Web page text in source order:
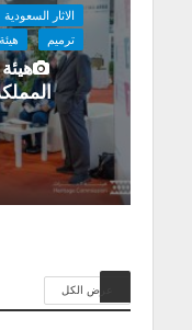
الاثار السعودية
ترميم
عرض الكل